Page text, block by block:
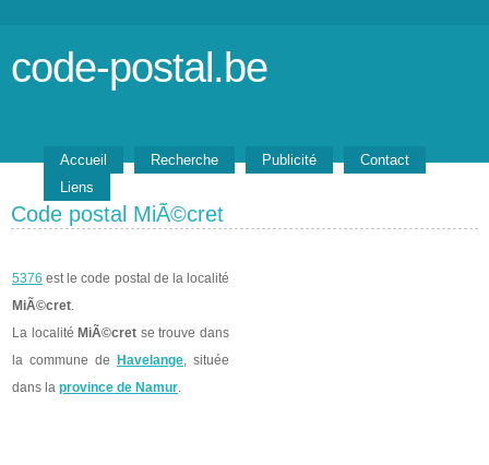
code-postal.be
Accueil Recherche Publicité
Contact
Liens
Code postal MiÃ©cret
5376 est le code postal de la localité
MiÃ©cret.
La localité MiÃ©cret se trouve dans
la commune de
Havelange, située
dans la province de Namur.